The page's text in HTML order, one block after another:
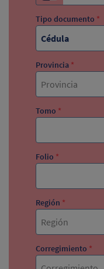
Tipo documento *
Cédula
Provincia *
Provincia
Tomo *
Folio *
Región *
Región
Corregimiento *